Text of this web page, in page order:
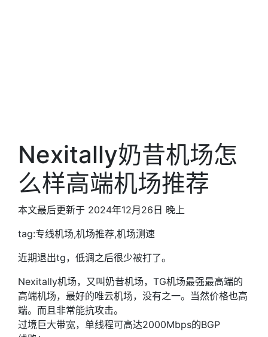
Nexitally奶昔机场怎
么样高端机场推荐
本文最后更新于 2024年12月26日 晚上
tag:专线机场,机场推荐,机场测速
近期退出tg，低调之后很少被打了。
Nexitally机场，又叫奶昔机场，TG机场最强最高端的
高端机场，最好的唯云机场，没有之一。当然价格也高
端。而且非常能抗攻击。
过境巨大带宽，单线程可高达2000Mbps的BGP